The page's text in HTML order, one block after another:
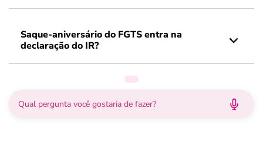
Saque-aniversário do FGTS entra na
declaração do IR?